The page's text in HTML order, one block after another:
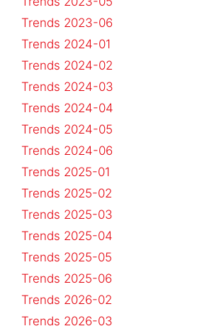
Trends 2023-06
Trends 2024-01
Trends 2024-02
Trends 2024-03
Trends 2024-04
Trends 2024-05
Trends 2024-06
Trends 2025-01
Trends 2025-02
Trends 2025-03
Trends 2025-04
Trends 2025-05
Trends 2025-06
Trends 2026-02
Trends 2026-03